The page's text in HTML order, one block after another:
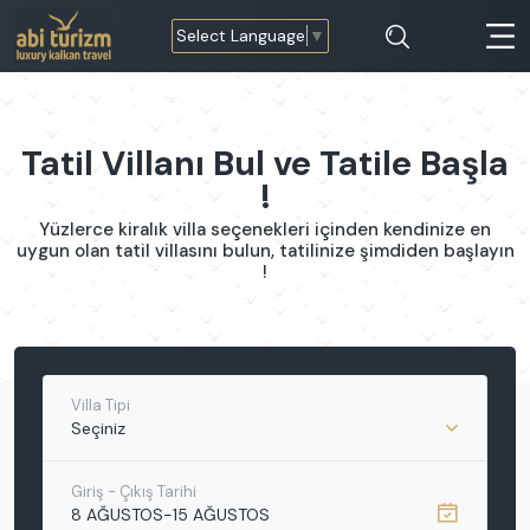
Select Language ▼
Tatil Villanı Bul ve Tatile Başla
!
Yüzlerce kiralık villa seçenekleri içinden kendinize en
uygun olan tatil villasını bulun, tatilinize şimdiden başlayın
!
Villa Tipi
Seçiniz
Giriş - Çıkış Tarihi
8 AĞUSTOS-15 AĞUSTOS